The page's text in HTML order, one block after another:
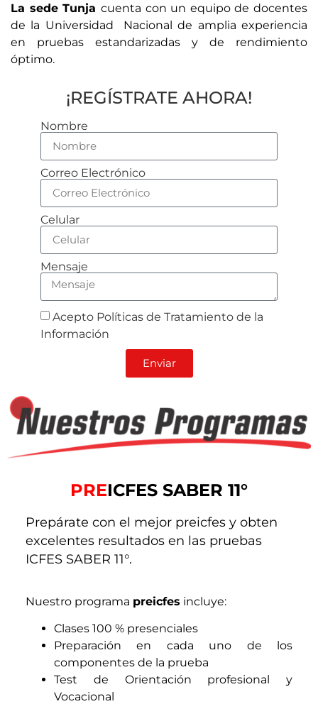
La sede Tunja cuenta con un equipo de docentes
de la Universidad Nacional de amplia experiencia
en pruebas estandarizadas y de rendimiento
óptimo.
¡REGÍSTRATE AHORA!
Nombre
Correo Electrónico
Celular
Mensaje
Acepto Políticas de Tratamiento de la
Información
Enviar
PREICFES SABER 11°
Prepárate con el mejor preicfes y obten
excelentes resultados en las pruebas
ICFES SABER 11°.
Nuestro programa preicfes incluye:
Clases 100 % presenciales
Preparación en cada uno de los
componentes de la prueba
Test de Orientación profesional y
Vocacional